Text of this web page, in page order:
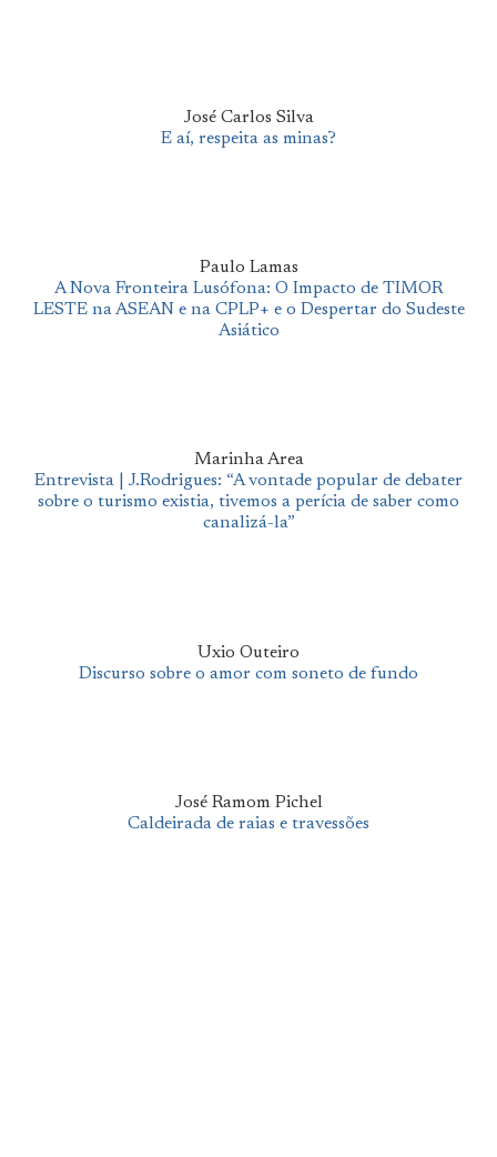
José Carlos Silva
E aí, respeita as minas?
Paulo Lamas
A Nova Fronteira Lusófona: O Impacto de TIMOR
LESTE na ASEAN e na CPLP+ e o Despertar do Sudeste
Asiático
Marinha Area
Entrevista | J.Rodrigues: “A vontade popular de debater
sobre o turismo existia, tivemos a perícia de saber como
canalizá-la”
Uxio Outeiro
Discurso sobre o amor com soneto de fundo
José Ramom Pichel
Caldeirada de raias e travessões